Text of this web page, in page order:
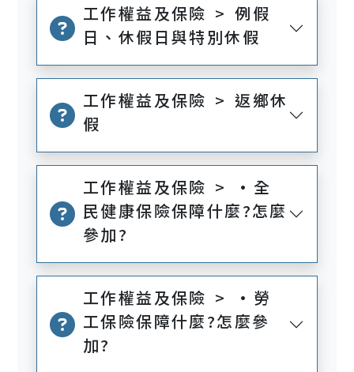
工作權益及保險 > 例假
日、休假日與特別休假
工作權益及保險 > 返鄉休
假
工作權益及保險 > •全
民健康保險保障什麼?怎麼
參加?
工作權益及保險 > •勞
工保險保障什麼?怎麼參
加?